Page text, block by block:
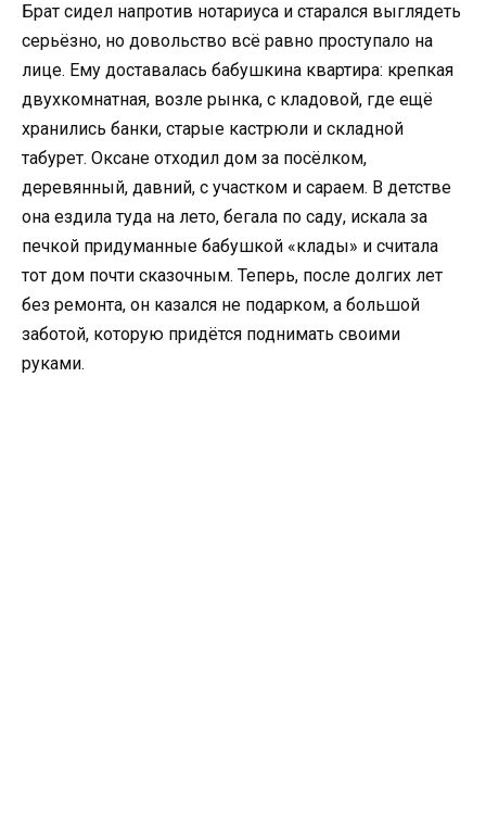
Брат сидел напротив нотариуса и старался выглядеть
серьёзно, но довольство всё равно проступало на
лице. Ему доставалась бабушкина квартира: крепкая
двухкомнатная, возле рынка, с кладовой, где ещё
хранились банки, старые кастрюли и складной
табурет. Оксане отходил дом за посёлком,
деревянный, давний, с участком и сараем. В детстве
она ездила туда на лето, бегала по саду, искала за
печкой придуманные бабушкой «клады» и считала
тот дом почти сказочным. Теперь, после долгих лет
без ремонта, он казался не подарком, а большой
заботой, которую придётся поднимать своими
руками.